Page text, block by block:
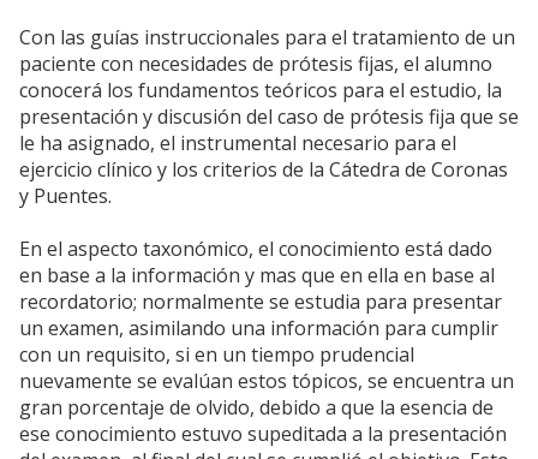
Con las guías instruccionales para el tratamiento de un
paciente con necesidades de prótesis fijas, el alumno
conocerá los fundamentos teóricos para el estudio, la
presentación y discusión del caso de prótesis fija que se
le ha asignado, el instrumental necesario para el
ejercicio clínico y los criterios de la Cátedra de Coronas
y Puentes.
En el aspecto taxonómico, el conocimiento está dado
en base a la información y mas que en ella en base al
recordatorio; normalmente se estudia para presentar
un examen, asimilando una información para cumplir
con un requisito, si en un tiempo prudencial
nuevamente se evalúan estos tópicos, se encuentra un
gran porcentaje de olvido, debido a que la esencia de
ese conocimiento estuvo supeditada a la presentación